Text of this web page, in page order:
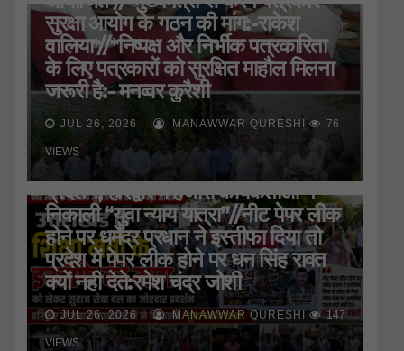
सुरक्षा आयोग के गठन की मांग:-राकेश
वालिया*//*निष्पक्ष और निर्भीक पत्रकारिता
के लिए पत्रकारों को सुरक्षित माहौल मिलना
जरूरी है:- मनव्वर कुरैशी
JUL 26, 2026 MANAWWAR QURESHI 76
VIEWS
HARIDWAR STATE UTTAR PRADESH
उत्तराखंड के शिक्षा मंत्री के इस्तीफे की मांग
को लेकर सुराज सेवा दल ने जमकर किया
प्रदर्शन, हरिद्वार मे हजारों कार्यकर्ताओं ने
निकाली “युवा न्याय यात्रा”//नीट पेपर लीक
होने पर धर्मेंद्र प्रधान ने इस्तीफा दिया तो
प्रदेश में पेपर लीक होने पर धन सिंह रावत
क्यों नही देते:रमेश चंद्र जोशी
JUL 26, 2026 MANAWWAR QURESHI 147
VIEWS